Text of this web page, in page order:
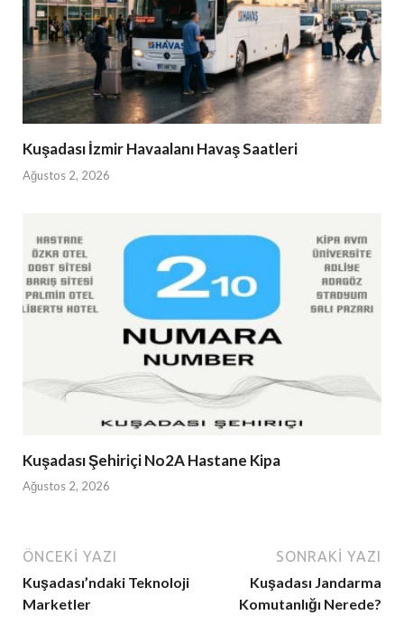
Kuşadası İzmir Havaalanı Havaş Saatleri
Ağustos 2, 2026
Kuşadası Şehiriçi No2A Hastane Kipa
Ağustos 2, 2026
ÖNCEKI YAZI
Kuşadası’ndaki Teknoloji
Marketler
SONRAKI YAZI
Kuşadası Jandarma
Komutanlığı Nerede?